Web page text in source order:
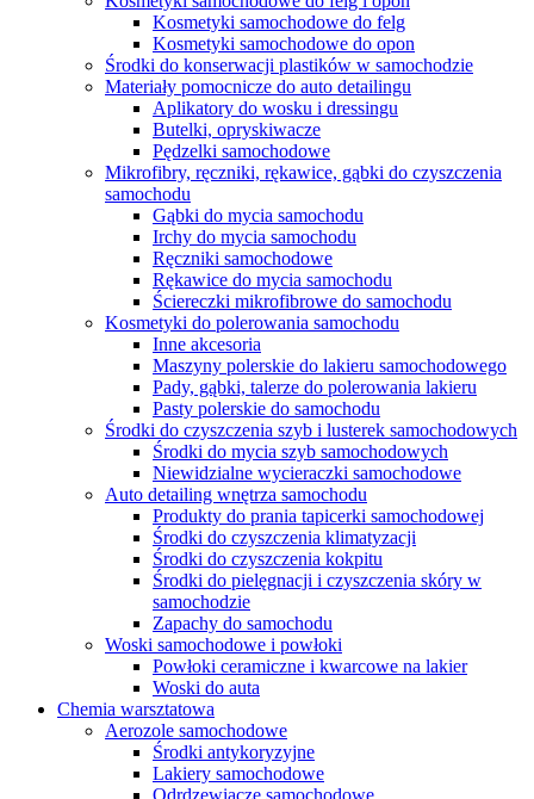
Kosmetyki samochodowe do felg
Kosmetyki samochodowe do opon
Środki do konserwacji plastików w samochodzie
Materiały pomocnicze do auto detailingu
Aplikatory do wosku i dressingu
Butelki, opryskiwacze
Pędzelki samochodowe
Mikrofibry, ręczniki, rękawice, gąbki do czyszczenia
samochodu
Gąbki do mycia samochodu
Irchy do mycia samochodu
Ręczniki samochodowe
Rękawice do mycia samochodu
Ściereczki mikrofibrowe do samochodu
Kosmetyki do polerowania samochodu
Inne akcesoria
Maszyny polerskie do lakieru samochodowego
Pady, gąbki, talerze do polerowania lakieru
Pasty polerskie do samochodu
Środki do czyszczenia szyb i lusterek samochodowych
Środki do mycia szyb samochodowych
Niewidzialne wycieraczki samochodowe
Auto detailing wnętrza samochodu
Produkty do prania tapicerki samochodowej
Środki do czyszczenia klimatyzacji
Środki do czyszczenia kokpitu
Środki do pielęgnacji i czyszczenia skóry w
samochodzie
Zapachy do samochodu
Woski samochodowe i powłoki
Powłoki ceramiczne i kwarcowe na lakier
Woski do auta
Chemia warsztatowa
Aerozole samochodowe
Środki antykoryzyjne
Lakiery samochodowe